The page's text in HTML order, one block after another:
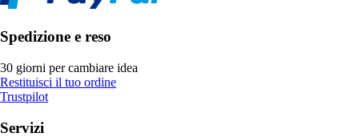
Spedizione e reso
30 giorni per cambiare idea
Restituisci il tuo ordine
Trustpilot
Servizi